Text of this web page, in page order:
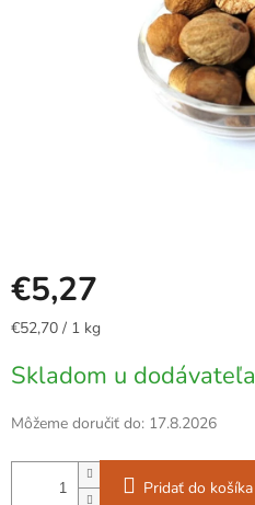
€5,27
Jednotková
€52,70 / 1 kg
Skladom u dodávateľa
Môžeme doručiť do: 17.8.2026
Pridať do košíka